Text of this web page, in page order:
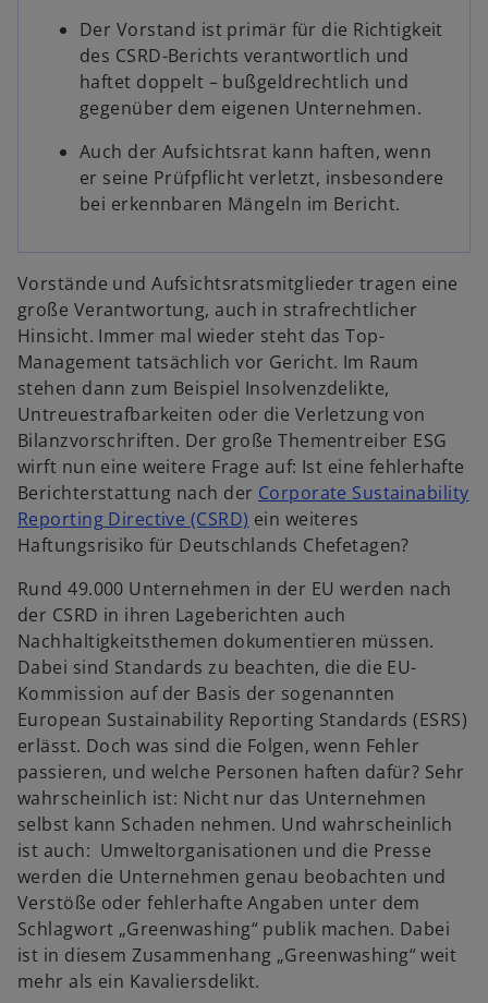
Der Vorstand ist primär für die Richtigkeit
des CSRD-Berichts verantwortlich und
haftet doppelt – bußgeldrechtlich und
gegenüber dem eigenen Unternehmen.
Auch der Aufsichtsrat kann haften, wenn
er seine Prüfpflicht verletzt, insbesondere
bei erkennbaren Mängeln im Bericht.
Vorstände und Aufsichtsratsmitglieder tragen eine
große Verantwortung, auch in strafrechtlicher
Hinsicht. Immer mal wieder steht das Top-
Management tatsächlich vor Gericht. Im Raum
stehen dann zum Beispiel Insolvenzdelikte,
Untreuestrafbarkeiten oder die Verletzung von
Bilanzvorschriften. Der große Thementreiber ESG
wirft nun eine weitere Frage auf: Ist eine fehlerhafte
Berichterstattung nach der Corporate Sustainability
Reporting Directive (CSRD) w
i
d
i
n
e
i
n
e
r
n
e
u
e
n
R
e
g
ein weiteres
Haftungsrisiko für Deutschlands Chefetagen?
Rund 49.000 Unternehmen in der EU werden nach
der CSRD in ihren Lageberichten auch
Nachhaltigkeitsthemen dokumentieren müssen.
Dabei sind Standards zu beachten, die die EU-
Kommission auf der Basis der sogenannten
European Sustainability Reporting Standards (ESRS)
erlässt. Doch was sind die Folgen, wenn Fehler
passieren, und welche Personen haften dafür? Sehr
wahrscheinlich ist: Nicht nur das Unternehmen
selbst kann Schaden nehmen. Und wahrscheinlich
ist auch: Umweltorganisationen und die Presse
werden die Unternehmen genau beobachten und
Verstöße oder fehlerhafte Angaben unter dem
Schlagwort „Greenwashing“ publik machen. Dabei
ist in diesem Zusammenhang „Greenwashing“ weit
mehr als ein Kavaliersdelikt.